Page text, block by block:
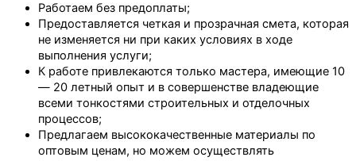
Работаем без предоплаты;
Предоставляется четкая и прозрачная смета, которая
не изменяется ни при каких условиях в ходе
выполнения услуги;
К работе привлекаются только мастера, имеющие 10
— 20 летный опыт и в совершенстве владеющие
всеми тонкостями строительных и отделочных
процессов;
Предлагаем высококачественные материалы по
оптовым ценам, но можем осуществлять